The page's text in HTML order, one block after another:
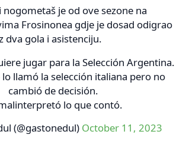
je od ove sezone na
Frosinonea gdje je dosad odigrao
dva gola i asistenciju.
jugar para la Selección Argentina.
lo llamó la selección italiana pero no
cambió de decisión.
lo que contó.
(@gastonedul) October 11, 2023